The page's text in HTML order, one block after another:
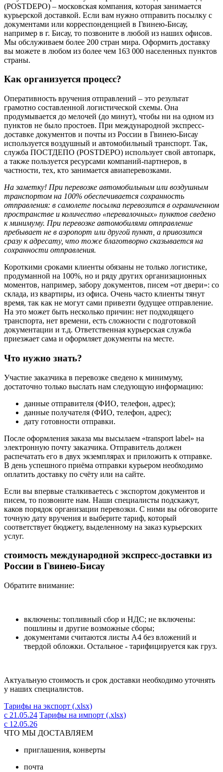
(POSTDEPO) – московская компания, которая занимается
курьерской доставкой. Если вам нужно отправить посылку с
документами или корреспонденцией в Гвинею-Бисау,
например в г. Бисау, то позвоните в любой из наших офисов.
Мы обслуживаем более 200 стран мира. Оформить доставку
вы можете в любом из более чем 163 000 населенных пунктов
страны.
Как организуется процесс?
Оперативность вручения отправлений – это результат
грамотно составленной логистической схемы. Она
продумывается до мелочей (до минут), чтобы ни на одном из
пунктов не было простоев. При международной экспресс-
доставке документов и почты из России в Гвинею-Бисау
используется воздушный и автомобильный транспорт. Так,
служба ПОСТДЕПО (POSTDEPO) использует свой автопарк,
а также пользуется ресурсами компаний-партнеров, в
частности, тех, кто занимается авиаперевозками.
На заметку! При перевозке автомобильным или воздушным
транспортом на 100% обеспечивается сохранность
отправления: в самолете посылка перевозится в ограниченном
пространстве и количество «перевалочных» пунктов сведено
к минимуму. При перевозке автомобилями отправление
пребывает не в аэропорт или другой пункт, а привозится
сразу к адресату, что тоже благотворно сказывается на
сохранности отправления.
Короткими сроками клиенты обязаны не только логистике,
продуманной на 100%, но и ряду других организационных
моментов, например, забору документов, писем «от двери»: со
склада, из квартиры, из офиса. Очень часто клиенты тянут
время, так как не могут сами привезти будущее отправление.
На это может быть несколько причин: нет подходящего
транспорта, нет времени, есть сложности с подготовкой
документации и т.д. Ответственная курьерская служба
приезжает сама и оформляет документы на месте.
Что нужно знать?
Участие заказчика в перевозке сведено к минимуму,
достаточно только выслать нам следующую информацию:
данные отправителя (ФИО, телефон, адрес);
данные получателя (ФИО, телефон, адрес);
дату готовности отправки.
После оформления заказа мы высылаем «transport label» на
электронную почту заказчика. Отправитель должен
распечатать его в двух экземплярах и приложить к отправке.
В день успешного приёма отправки курьером необходимо
оплатить доставку по счёту или на сайте.
Если вы впервые сталкиваетесь с экспортом документов и
писем, то позвоните нам. Наши специалисты подскажут,
каков порядок организации перевозки. С ними вы обговорите
точную дату вручения и выберите тариф, который
соответствует бюджету, выделенному на заказ курьерских
услуг.
стоимость международной экспресс-доставки из
России в Гвинею-Бисау
Обратите внимание:
включены: топливный сбор и НДС; не включены:
пошлины и другие возможные сборы;
документами считаются листы А4 без вложений и
твердой обложки. Остальное - тарифицируется как груз.
Актуальную стоимость и срок доставки необходимо уточнять
у наших специалистов.
Тарифы на экспорт (.xlsx)
с 21.05.24 Тарифы на импорт (.xlsx)
с 12.05.26
ЧТО МЫ ДОСТАВЛЯЕМ
приглашения, конверты
почта